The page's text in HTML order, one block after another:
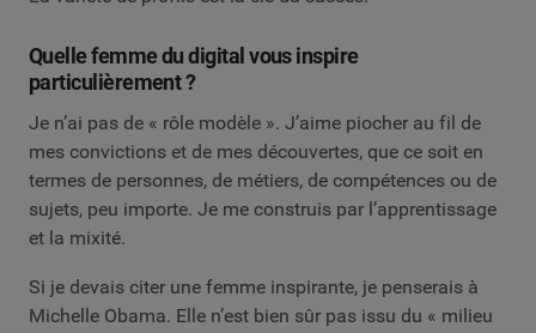
Quelle femme du digital vous inspire
particulièrement ?
Je n’ai pas de « rôle modèle ». J’aime piocher au fil de
mes convictions et de mes découvertes, que ce soit en
termes de personnes, de métiers, de compétences ou de
sujets, peu importe. Je me construis par l’apprentissage
et la mixité.
Si je devais citer une femme inspirante, je penserais à
Michelle Obama. Elle n’est bien sûr pas issu du « milieu